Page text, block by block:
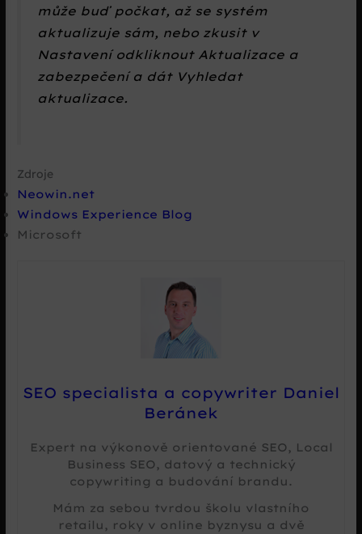
může buď počkat, až se systém
aktualizuje sám, nebo zkusit v
NastaveníodkliknoutAktualizace a
zabezpečení a dát Vyhledat
aktualizace.
Zdroje
Neowin.net
Windows Experience Blog
Microsoft
SEO specialista a copywriter Daniel
Beránek
Expert na výkonově orientované SEO, Local
Business SEO, datový a technický
copywriting a budování brandu.
Mám za sebou tvrdou školu vlastního
retailu, roky v online byznysu a dvě